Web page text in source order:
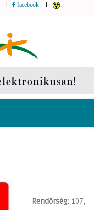
facebook
Rendőrség: 107,